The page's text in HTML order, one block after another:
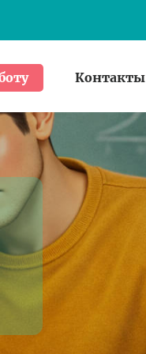
Контакты